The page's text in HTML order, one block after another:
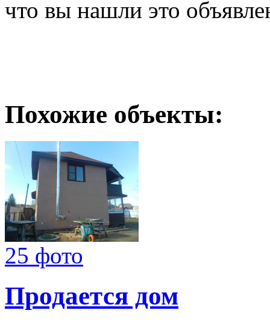
что вы нашли это
Похожие объекты:
25 фото
Продается дом